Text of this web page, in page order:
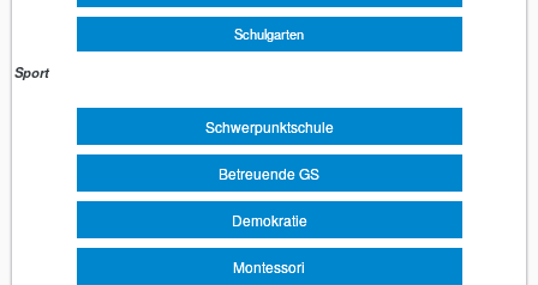
Schulgarten
Sport
Schwerpunktschule
Betreuende GS
Demokratie
Montessori